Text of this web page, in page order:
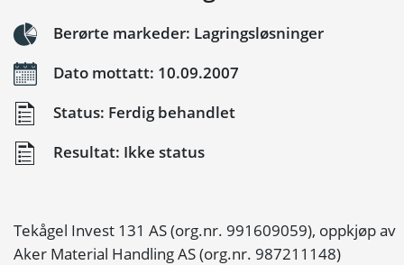
Berørte markeder: Lagringsløsninger
Dato mottatt: 10.09.2007
Status: Ferdig behandlet
Resultat: Ikke status
Tekågel Invest 131 AS (org.nr. 991609059), oppkjøp av
Aker Material Handling AS (org.nr. 987211148)